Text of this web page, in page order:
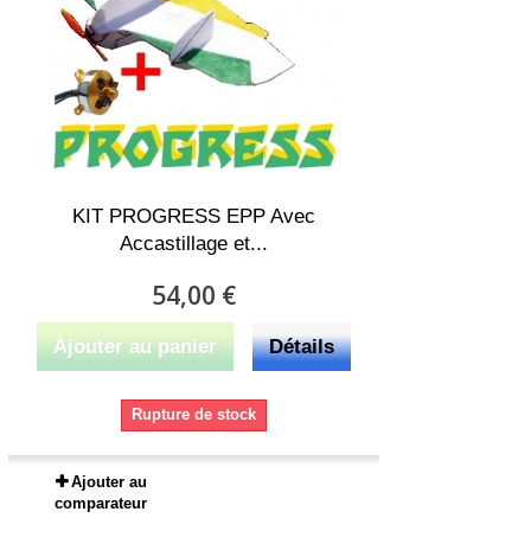
KIT PROGRESS EPP Avec
Accastillage et...
54,00 €
Ajouter au panier Détails
Rupture de stock
Ajouter au
comparateur